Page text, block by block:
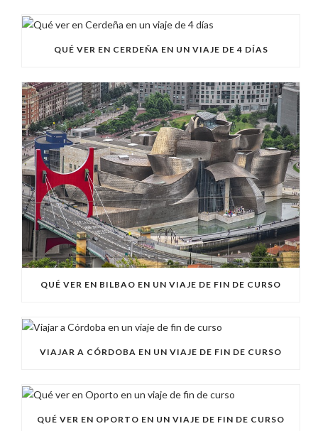
QUÉ VER EN CERDEÑA EN UN VIAJE DE 4 DÍAS
QUÉ VER EN BILBAO EN UN VIAJE DE FIN DE CURSO
VIAJAR A CÓRDOBA EN UN VIAJE DE FIN DE CURSO
QUÉ VER EN OPORTO EN UN VIAJE DE FIN DE CURSO